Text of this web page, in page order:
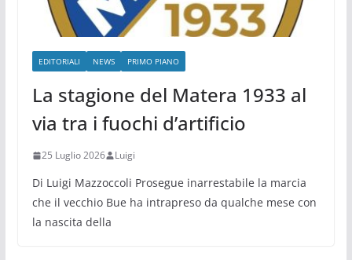
EDITORIALI NEWS PRIMO PIANO
La stagione del Matera 1933 al
via tra i fuochi d’artificio
25 Luglio 2026 Luigi
Di Luigi Mazzoccoli Prosegue inarrestabile la marcia
che il vecchio Bue ha intrapreso da qualche mese con
la nascita della